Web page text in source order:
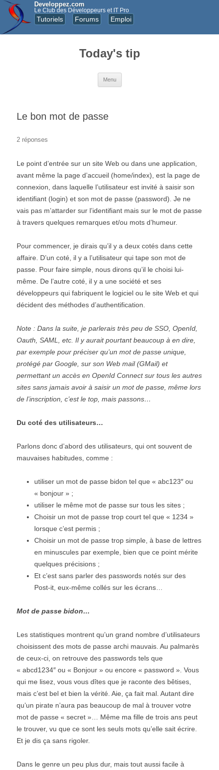
Developpez.com
Le Club des Développeurs et IT Pro
Tutoriels Forums Emploi
Today's tip
Menu
Le bon mot de passe
2 réponses
Le point d’entrée sur un site Web ou dans une application,
avant même la page d’accueil (home/index), est la page de
connexion, dans laquelle l’utilisateur est invité à saisir son
identifiant (login) et son mot de passe (password). Je ne
vais pas m’attarder sur l’identifiant mais sur le mot de passe
à travers quelques remarques et/ou mots d’humeur.
Pour commencer, je dirais qu’il y a deux cotés dans cette
affaire. D’un coté, il y a l’utilisateur qui tape son mot de
passe. Pour faire simple, nous dirons qu’il le choisi lui-
même. De l’autre coté, il y a une société et ses
développeurs qui fabriquent le logiciel ou le site Web et qui
décident des méthodes d’authentification.
Note : Dans la suite, je parlerais très peu de SSO, OpenId,
Oauth, SAML, etc. Il y aurait pourtant beaucoup à en dire,
par exemple pour préciser qu’un mot de passe unique,
protégé par Google, sur son Web mail (GMail) et
permettant un accès en OpenId Connect sur tous les autres
sites sans jamais avoir à saisir un mot de passe, même lors
de l’inscription, c’est le top, mais passons…
Du coté des utilisateurs…
Parlons donc d’abord des utilisateurs, qui ont souvent de
mauvaises habitudes, comme :
utiliser un mot de passe bidon tel que « abc123″ ou
« bonjour » ;
utiliser le même mot de passe sur tous les sites ;
Choisir un mot de passe trop court tel que « 1234 »
lorsque c’est permis ;
Choisir un mot de passe trop simple, à base de lettres
en minuscules par exemple, bien que ce point mérite
quelques précisions ;
Et c’est sans parler des passwords notés sur des
Post-it, eux-même collés sur les écrans…
Mot de passe bidon…
Les statistiques montrent qu’un grand nombre d’utilisateurs
choisissent des mots de passe archi mauvais. Au palmarès
de ceux-ci, on retrouve des passwords tels que
« abcd1234″ ou « Bonjour » ou encore « password ». Vous
qui me lisez, vous vous dîtes que je raconte des bêtises,
mais c’est bel et bien la vérité. Aie, ça fait mal. Autant dire
qu’un pirate n’aura pas beaucoup de mal à trouver votre
mot de passe « secret »… Même ma fille de trois ans peut
le trouver, vu que ce sont les seuls mots qu’elle sait écrire.
Et je dis ça sans rigoler.
Dans le genre un peu plus dur, mais tout aussi facile à